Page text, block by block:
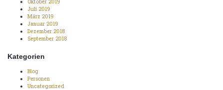
Oktober 2019
Juli 2019
März 2019
Januar 2019
Dezember 2018
September 2018
Kategorien
Blog
Personen
Uncategorized